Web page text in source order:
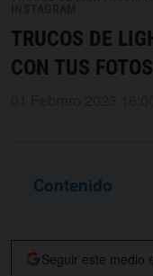
TRUCOS DE
CON TUS
Contenido
Seguir este medio